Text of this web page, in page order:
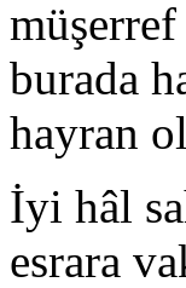
burada
hayran
İyi hâl
esrara